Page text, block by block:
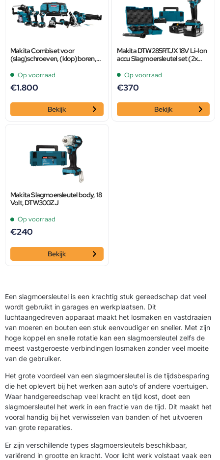
Makita Combiset voor
(slag)schroeven, (klop)boren,
multitool, 18 Volt, DL
Op voorraad
€1.800
Bekijk
Makita DTW285RTJX 18V Li-Ion
accu Slagmoersleutel set (2x
1/2” – Kool
Op voorraad
€370
Bekijk
Makita Slagmoersleutel body, 18
Volt, DTW300ZJ
Op voorraad
€240
Bekijk
Een slagmoersleutel is een krachtig stuk gereedschap dat veel
wordt gebruikt in garages en werkplaatsen. Dit
luchtaangedreven apparaat maakt het losmaken en vastdraaien
van moeren en bouten een stuk eenvoudiger en sneller. Met zijn
hoge koppel en snelle rotatie kan een slagmoersleutel zelfs de
meest vastgeroeste verbindingen losmaken zonder veel moeite
van de gebruiker.
Het grote voordeel van een slagmoersleutel is de tijdsbesparing
die het oplevert bij het werken aan auto’s of andere voertuigen.
Waar handgereedschap veel kracht en tijd kost, doet een
slagmoersleutel het werk in een fractie van de tijd. Dit maakt het
vooral handig bij het verwisselen van banden of het uitvoeren
van grote reparaties.
Er zijn verschillende types slagmoersleutels beschikbaar,
variërend in grootte en kracht. Voor licht werk volstaat vaak een